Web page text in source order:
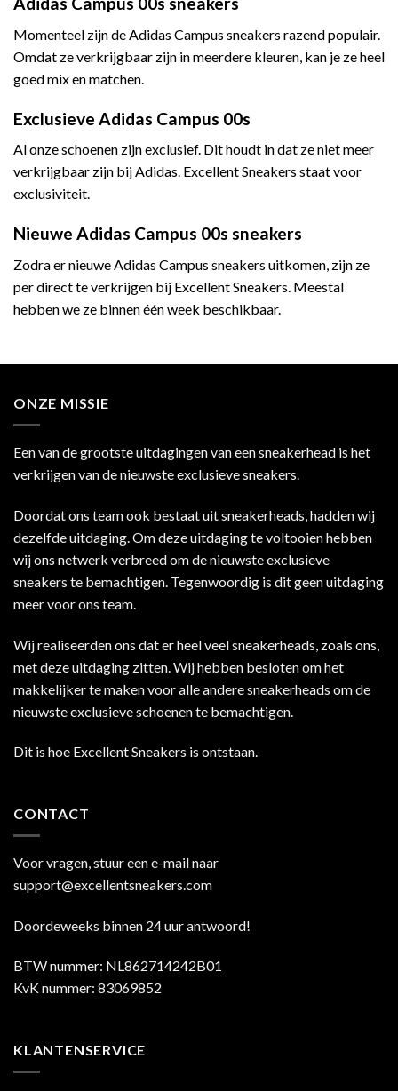
Momenteel zijn de Adidas Campus sneakers razend populair.
Omdat ze verkrijgbaar zijn in meerdere kleuren, kan je ze heel
goed mix en matchen.
Exclusieve Adidas Campus 00s
Al onze schoenen zijn exclusief. Dit houdt in dat ze niet meer
verkrijgbaar zijn bij Adidas. Excellent Sneakers staat voor
exclusiviteit.
Nieuwe Adidas Campus 00s sneakers
Zodra er nieuwe Adidas Campus sneakers uitkomen, zijn ze
per direct te verkrijgen bij Excellent Sneakers. Meestal
hebben we ze binnen één week beschikbaar.
ONZE MISSIE
Een van de grootste uitdagingen van een sneakerhead is het
verkrijgen van de nieuwste exclusieve sneakers.
Doordat ons team ook bestaat uit sneakerheads, hadden wij
dezelfde uitdaging. Om deze uitdaging te voltooien hebben
wij ons netwerk verbreed om de nieuwste exclusieve
sneakers te bemachtigen. Tegenwoordig is dit geen uitdaging
meer voor ons team.
Wij realiseerden ons dat er heel veel sneakerheads, zoals ons,
met deze uitdaging zitten. Wij hebben besloten om het
makkelijker te maken voor alle andere sneakerheads om de
nieuwste exclusieve schoenen te bemachtigen.
Dit is hoe Excellent Sneakers is ontstaan.
CONTACT
Voor vragen, stuur een e-mail naar
support@excellentsneakers.com
Doordeweeks binnen 24 uur antwoord!
BTW nummer: NL862714242B01
KvK nummer: 83069852
KLANTENSERVICE